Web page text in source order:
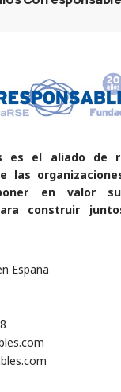
es el aliado de
las
en valor
construir
España